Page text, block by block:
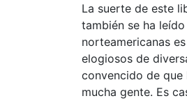
La suerte de este
también se ha
norteamericanas
elogiosos de
convencido de
mucha gente. Es